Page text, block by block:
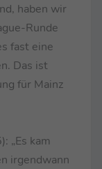
haben wir
Runde
fast eine
Das ist
für Mainz
„Es kam
irgendwann